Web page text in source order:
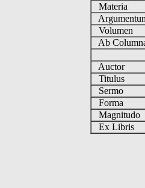
Materia
Volumen
Ab
Auctor
Titulus
Sermo
Forma
Magnitudo
Ex Libris